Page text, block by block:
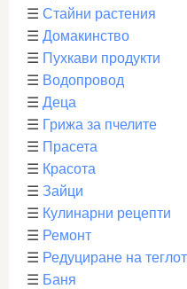
☰ Стайни растения
☰ Домакинство
☰ Пухкави продукти
☰ Водопровод
☰ Деца
☰ Грижа за пчелите
☰ Прасета
☰ Красота
☰ Зайци
☰ Кулинарни рецепти
☰ Ремонт
☰ Редуциране на
☰ Баня